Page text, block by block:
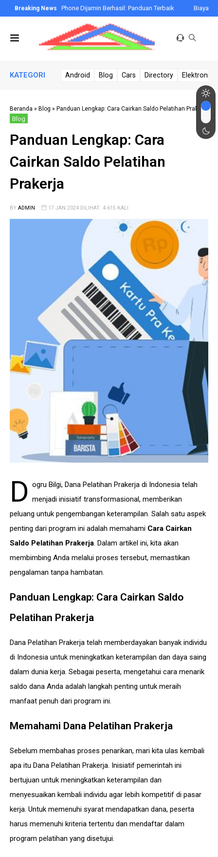
Cek NFC di iPhone Dijamin Berhasil: Panduan Terbaik Biaya
KATEGORI Android Blog Cars Directory Elektronik
Beranda » Blog » Panduan Lengkap: Cara Cairkan Saldo Pelatihan Prakerja
Blog
Panduan Lengkap: Cara
Cairkan Saldo Pelatihan
Prakerja
BY ADMIN 17 JAN 2024 DILIHAT: 4.615 KALI
D ogru Bilgi, Dana Pelatihan Prakerja di Indonesia telah
menjadi inisiatif transformasional, memberikan
peluang untuk pengembangan keterampilan. Salah satu aspek
penting dari program ini adalah memahami Cara Cairkan
Saldo Pelatihan Prakerja. Dalam artikel ini, kita akan
membimbing Anda melalui proses tersebut, memastikan
pengalaman tanpa hambatan.
Panduan Lengkap: Cara Cairkan Saldo
Pelatihan Prakerja
Dana Pelatihan Prakerja telah memberdayakan banyak individu
di Indonesia untuk meningkatkan keterampilan dan daya saing
dalam dunia kerja. Sebagai peserta, mengetahui cara menarik
saldo dana Anda adalah langkah penting untuk meraih
manfaat penuh dari program ini.
Memahami Dana Pelatihan Prakerja
Sebelum membahas proses penarikan, mari kita ulas kembali
apa itu Dana Pelatihan Prakerja. Inisiatif pemerintah ini
bertujuan untuk meningkatkan keterampilan dan
menyesuaikan kembali individu agar lebih kompetitif di pasar
kerja. Untuk memenuhi syarat mendapatkan dana, peserta
harus memenuhi kriteria tertentu dan mendaftar dalam
program pelatihan yang disetujui.